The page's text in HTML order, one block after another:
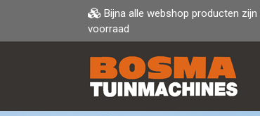
Bijna alle webshop producten
voorraad